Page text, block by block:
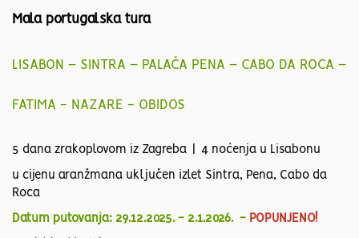
Mala portugalska tura
LISABON – SINTRA – PALAČA PENA – CABO DA ROCA –
FATIMA - NAZARE - OBIDOS
5 dana zrakoplovom iz Zagreba | 4 noćenja u Lisabonu
u cijenu aranžmana uključen izlet Sintra, Pena, Cabo da
Roca
Datum putovanja: 29.12.2025. - 2.1.2026. - POPUNJENO!